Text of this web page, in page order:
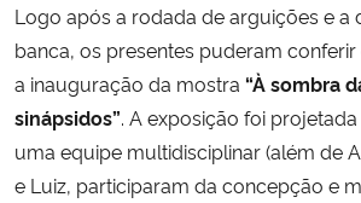
Logo após a rodada de arguições e a
banca, os presentes puderam
a inauguração da mostra “À sombra
sinápsidos”. A exposição foi
uma equipe multidisciplinar (além de
e Luiz, participaram da concepção e